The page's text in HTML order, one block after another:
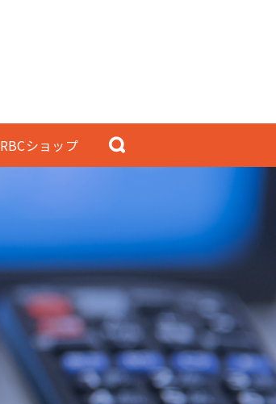
RBCショップ